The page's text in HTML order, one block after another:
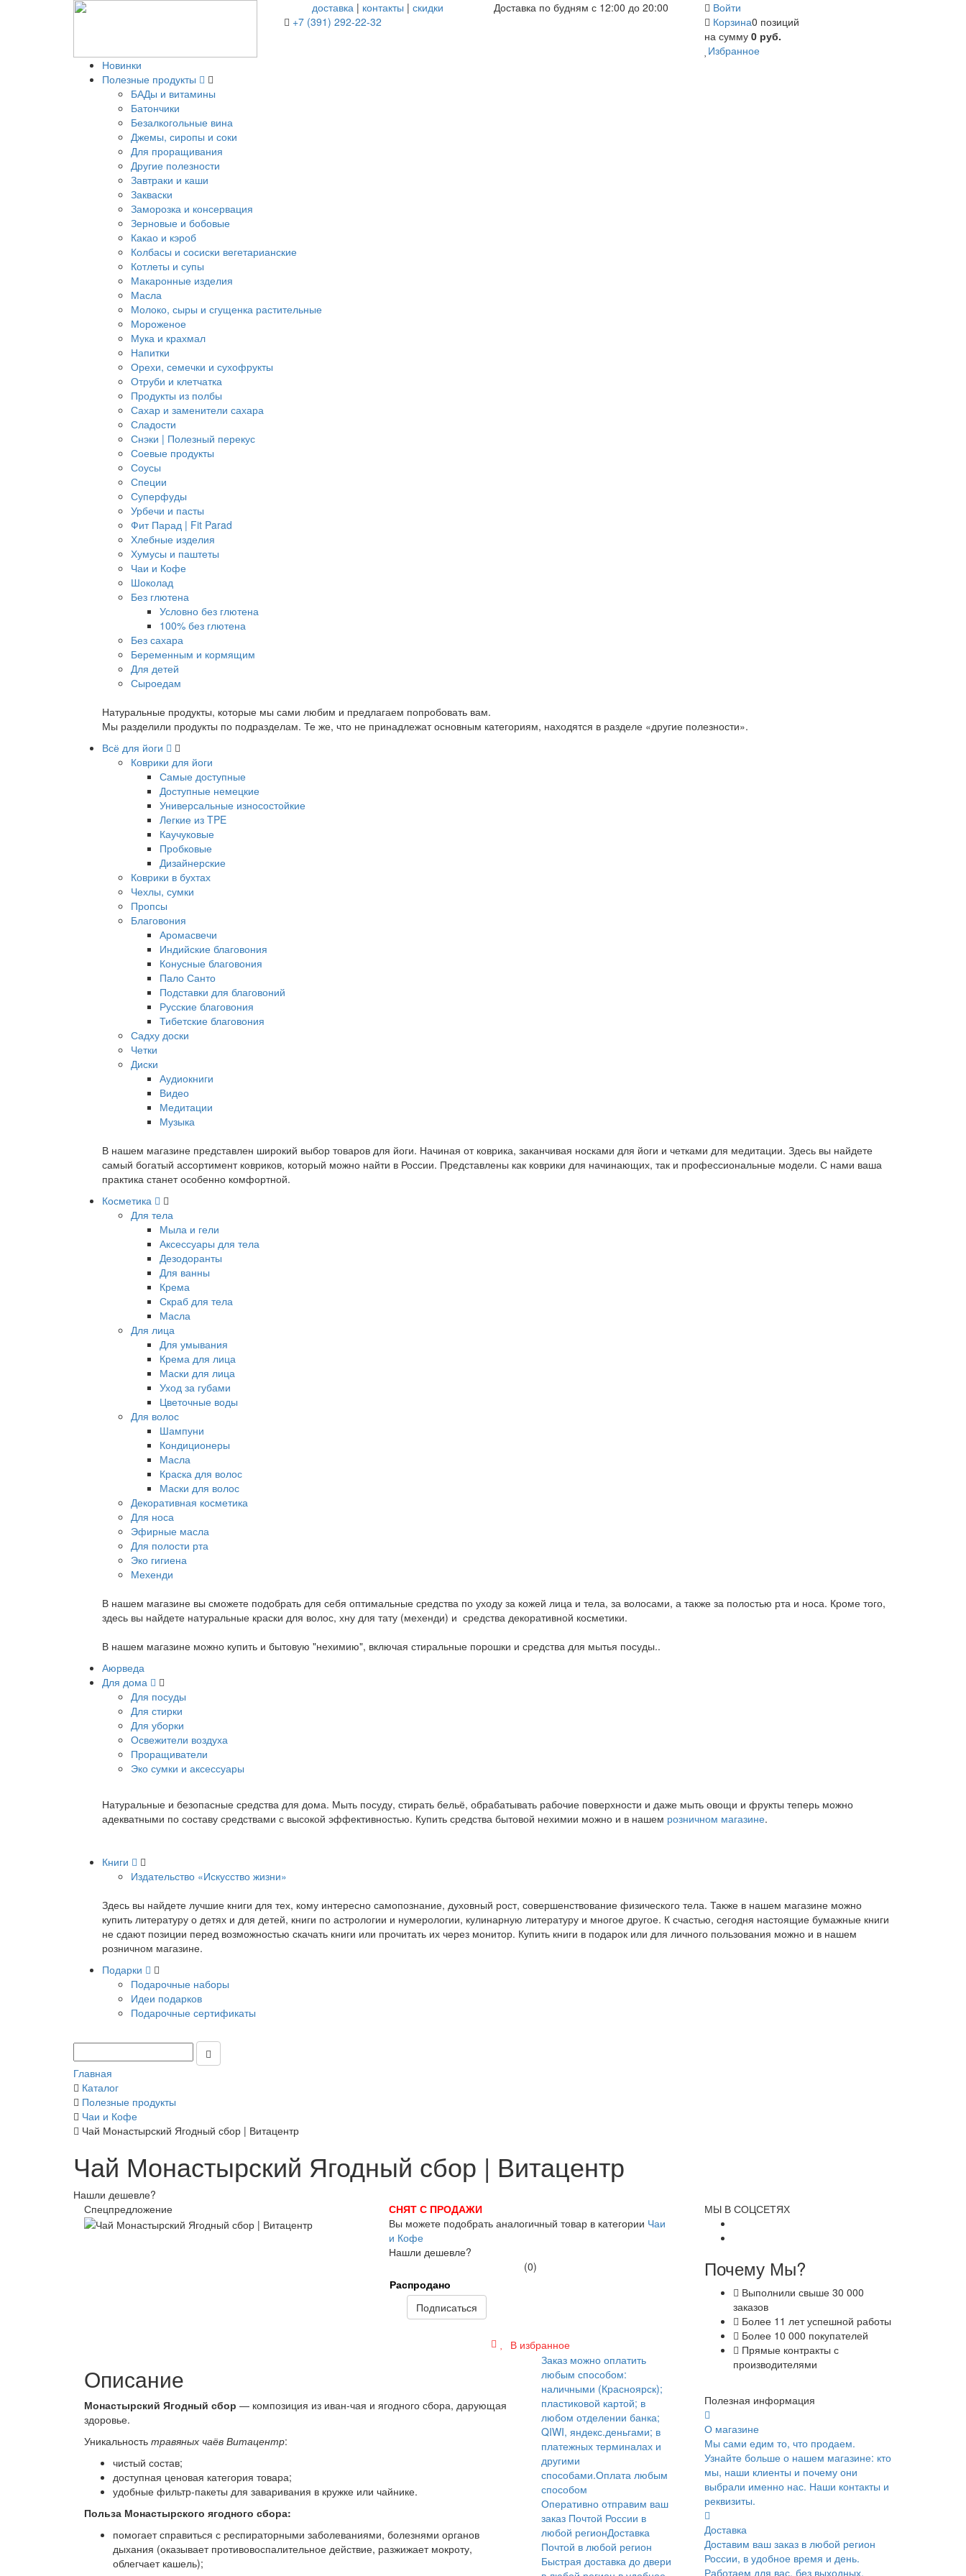
доставка | контакты |скидки
+7 (391) 292-22-32
Доставка по будням с 12:00 до 20:00
Войти
Корзина0 позиций
на сумму 0 руб.
Избранное
Новинки
Полезные продукты
БАДы и витамины
Батончики
Безалкогольные вина
Джемы, сиропы и соки
Для проращивания
Другие полезности
Завтраки и каши
Закваски
Заморозка и консервация
Зерновые и бобовые
Какао и кэроб
Колбасы и сосиски вегетарианские
Котлеты и супы
Макаронные изделия
Масла
Молоко, сыры и сгущенка растительные
Мороженое
Мука и крахмал
Напитки
Орехи, семечки и сухофрукты
Отруби и клетчатка
Продукты из полбы
Сахар и заменители сахара
Сладости
Снэки | Полезный перекус
Соевые продукты
Соусы
Специи
Суперфуды
Урбечи и пасты
Фит Парад | Fit Parad
Хлебные изделия
Хумусы и паштеты
Чаи и Кофе
Шоколад
Без глютена
Условно без глютена
100% без глютена
Без сахара
Беременным и кормящим
Для детей
Сыроедам
Натуральные продукты, которые мы сами любим и предлагаем попробовать вам.
Мы разделили продукты по подразделам. Те же, что не принадлежат основным категориям, находятся в разделе «другие полезности».
Всё для йоги
Коврики для йоги
Самые доступные
Доступные немецкие
Универсальные износостойкие
Легкие из TPE
Каучуковые
Пробковые
Дизайнерские
Коврики в бухтах
Чехлы, сумки
Пропсы
Благовония
Аромасвечи
Индийские благовония
Конусные благовония
Пало Санто
Подставки для благовоний
Русские благовония
Тибетские благовония
Садху доски
Четки
Диски
Аудиокниги
Видео
Медитации
Музыка
В нашем магазине представлен широкий выбор товаров для йоги. Начиная от коврика, заканчивая носками для йоги и четками для медитации. Здесь вы найдете
самый богатый ассортимент ковриков, который можно найти в России. Представлены как коврики для начинающих, так и профессиональные модели. С нами ваша
практика станет особенно комфортной.
Косметика
Для тела
Мыла и гели
Аксессуары для тела
Дезодоранты
Для ванны
Крема
Скраб для тела
Масла
Для лица
Для умывания
Крема для лица
Маски для лица
Уход за губами
Цветочные воды
Для волос
Шампуни
Кондиционеры
Масла
Краска для волос
Маски для волос
Декоративная косметика
Для носа
Эфирные масла
Для полости рта
Эко гигиена
Мехенди
В нашем магазине вы сможете подобрать для себя оптимальные средства по уходу за кожей лица и тела, за волосами, а также за полостью рта и носа. Кроме того,
здесь вы найдете натуральные краски для волос, хну для тату (мехенди) и средства декоративной косметики.
В нашем магазине можно купить и бытовую "нехимию", включая стиральные порошки и средства для мытья посуды..
Аюрведа
Для дома
Для посуды
Для стирки
Для уборки
Освежители воздуха
Проращиватели
Эко сумки и аксессуары
Натуральные и безопасные средства для дома. Мыть посуду, стирать бельё, обрабатывать рабочие поверхности и даже мыть овощи и фрукты теперь можно
адекватными по составу средствами с высокой эффективностью. Купить средства бытовой нехимии можно и в нашем розничном магазине.
Книги
Издательство «Искусство жизни»
Здесь вы найдете лучшие книги для тех, кому интересно самопознание, духовный рост, совершенствование физического тела. Также в нашем магазине можно
купить литературу о детях и для детей, книги по астрологии и нумерологии, кулинарную литературу и многое другое. К счастью, сегодня настоящие бумажные книги
не сдают позиции перед возможностью скачать книги или прочитать их через монитор. Купить книги в подарок или для личного пользования можно и в нашем
розничном магазине.
Подарки
Подарочные наборы
Идеи подарков
Подарочные сертификаты
Главная
Каталог
Полезные продукты
Чаи и Кофе
Чай Монастырский Ягодный сбор | Витацентр
Чай Монастырский Ягодный сбор | Витацентр
Нашли дешевле?
Спецпредложение
СНЯТ С ПРОДАЖИ
Вы можете подобрать аналогичный товар в категории Чаи
и Кофе
Нашли дешевле?
(0)
Распродано
Подписаться
В избранное
Описание
Монастырский Ягодный сбор — композиция из иван-чая и ягодного сбора, дарующая
здоровье.
Уникальность травяных чаёв Витацентр:
чистый состав;
доступная ценовая категория товара;
удобные фильтр-пакеты для заваривания в кружке или чайнике.
Польза Монастырского ягодного сбора:
помогает справиться с респираторными заболеваниями, болезнями органов
дыхания (оказывает противовоспалительное действие, разжижает мокроту,
облегчает кашель);
Заказ можно оплатить
любым способом:
наличными (Красноярск);
пластиковой картой; в
любом отделении банка;
QIWI, яндекс.деньгами; в
платежных терминалах и
другими
способами.Оплата любым
способом
Оперативно отправим ваш
заказ Почтой России в
любой регионДоставка
Почтой в любой регион
Быстрая доставка до двери
МЫ В СОЦСЕТЯХ
Почему Мы?
Выполнили свыше 30 000
заказов
Более 11 лет успешной работы
Более 10 000 покупателей
Прямые контракты с
производителями
Полезная информация
О магазине
Мы сами едим то, что продаем.
Узнайте больше о нашем магазине: кто
мы, наши клиенты и почему они
выбрали именно нас. Наши контакты и
реквизиты.
Доставка
Доставим ваш заказ в любой регион
России, в удобное время и день.
Работаем для вас, без выходных.